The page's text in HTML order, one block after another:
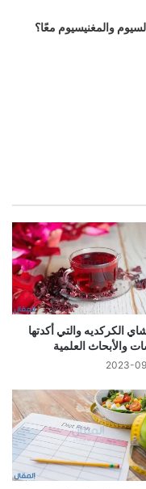
والمغنيسيوم معًا؟
الكركديه والتي أكدتها
والأبحاث العلمية
2023-